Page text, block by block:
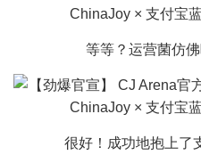
等等？运营菌仿
很好！成功地抱上了